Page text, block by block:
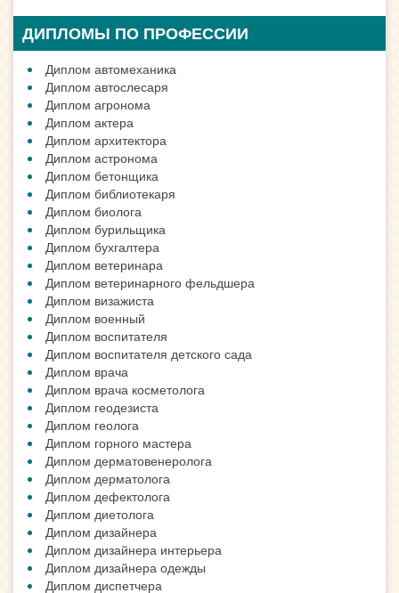
ДИПЛОМЫ ПО ПРОФЕССИИ
Диплом автомеханика
Диплом автослесаря
Диплом агронома
Диплом актера
Диплом архитектора
Диплом астронома
Диплом бетонщика
Диплом библиотекаря
Диплом биолога
Диплом бурильщика
Диплом бухгалтера
Диплом ветеринара
Диплом ветеринарного фельдшера
Диплом визажиста
Диплом военный
Диплом воспитателя
Диплом воспитателя детского сада
Диплом врача
Диплом врача косметолога
Диплом геодезиста
Диплом геолога
Диплом горного мастера
Диплом дерматовенеролога
Диплом дерматолога
Диплом дефектолога
Диплом диетолога
Диплом дизайнера
Диплом дизайнера интерьера
Диплом дизайнера одежды
Диплом диспетчера